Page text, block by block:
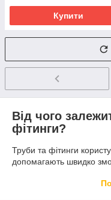
Купити
Від чого
фітинги?
Труби та фітинги
допомагають швидко
відвід води,